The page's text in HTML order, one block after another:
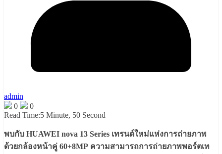
admin
0
0
Read Time:5 Minute, 50 Second
พบกับ HUAWEI nova 13 Series เทรนด์ใหม่แห่งการถ่ายภาพ
ด้วยกล้องหน้าคู่ 60+8MP ความสามารถการถ่ายภาพพอร์ตเท